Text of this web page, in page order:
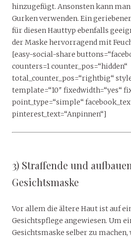
hinzugefügt. Ansonsten kann
Gurken verwenden. Ein
für diesen Hauttyp ebenfalls
der Maske hervorragend mit
[easy-social-share
counters=1 counter_pos=“hidden“
total_counter_pos=“rightbig“
template=“10″ fixedwidth=“yes“
point_type=“simple“
pinterest_text=“Anpinnen“]
3) Straffende und
Gesichtsmaske
Vor allem die ältere Haut ist auf
Gesichtspflege angewiesen. Um
Gesichtsmaske selber zu